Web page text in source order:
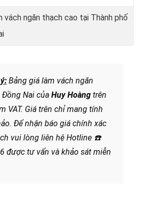
vách ngăn thạch cao tại Thành phố
Bảng giá làm vách ngăn
Nai của Huy Hoàng trên
VAT. Giá trên chỉ mang tính
Để nhận báo giá chính xác
vui lòng liên hệ Hotline ☎️
được tư vấn và khảo sát miễn